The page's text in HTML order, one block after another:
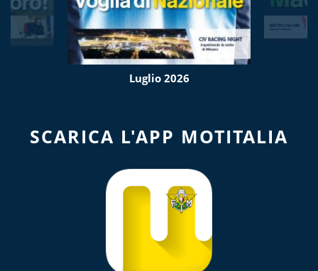
Luglio 2026
SCARICA L'APP MOTITALIA